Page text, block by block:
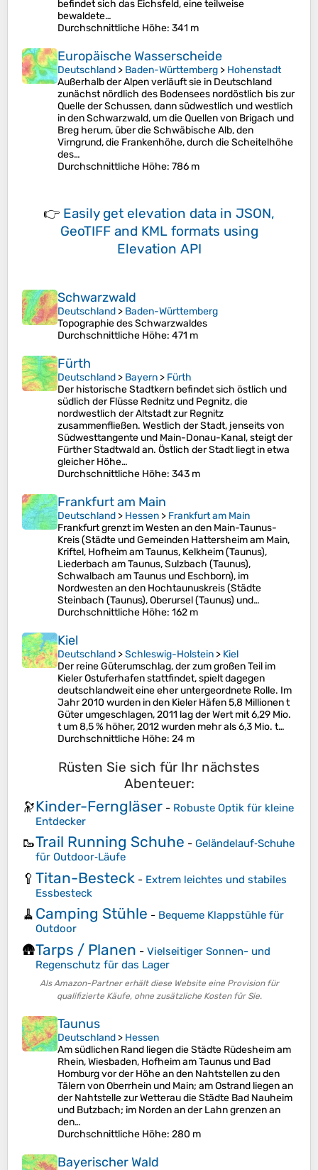
befindet sich das Eichsfeld, eine teilweise
bewaldete…
Durchschnittliche Höhe: 341 m
Europäische Wasserscheide
Deutschland > Baden-Württemberg > Hohenstadt
Außerhalb der Alpen verläuft sie in Deutschland
zunächst nördlich des Bodensees nordöstlich bis zur
Quelle der Schussen, dann südwestlich und westlich
in den Schwarzwald, um die Quellen von Brigach und
Breg herum, über die Schwäbische Alb, den
Virngrund, die Frankenhöhe, durch die Scheitelhöhe
des…
Durchschnittliche Höhe: 786 m
👉 Easily get elevation data in JSON,
GeoTIFF and KML formats using
Elevation API
Schwarzwald
Deutschland > Baden-Württemberg
Topographie des Schwarzwaldes
Durchschnittliche Höhe: 471 m
Fürth
Deutschland > Bayern > Fürth
Der historische Stadtkern befindet sich östlich und
südlich der Flüsse Rednitz und Pegnitz, die
nordwestlich der Altstadt zur Regnitz
zusammenfließen. Westlich der Stadt, jenseits von
Südwesttangente und Main-Donau-Kanal, steigt der
Fürther Stadtwald an. Östlich der Stadt liegt in etwa
gleicher Höhe…
Durchschnittliche Höhe: 343 m
Frankfurt am Main
Deutschland > Hessen > Frankfurt am Main
Frankfurt grenzt im Westen an den Main-Taunus-
Kreis (Städte und Gemeinden Hattersheim am Main,
Kriftel, Hofheim am Taunus, Kelkheim (Taunus),
Liederbach am Taunus, Sulzbach (Taunus),
Schwalbach am Taunus und Eschborn), im
Nordwesten an den Hochtaunuskreis (Städte
Steinbach (Taunus), Oberursel (Taunus) und…
Durchschnittliche Höhe: 162 m
Kiel
Deutschland >Schleswig-Holstein > Kiel
Der reine Güterumschlag, der zum großen Teil im
Kieler Ostuferhafen stattfindet, spielt dagegen
deutschlandweit eine eher untergeordnete Rolle. Im
Jahr 2010 wurden in den Kieler Häfen 5,8 Millionen t
Güter umgeschlagen, 2011 lag der Wert mit 6,29 Mio.
t um 8,5 % höher, 2012 wurden mehr als 6,3 Mio. t…
Durchschnittliche Höhe: 24 m
Rüsten Sie sich für Ihr nächstes
Abenteuer:
🔭Kinder-Ferngläser - Robuste Optik für kleine
Entdecker
🥾Trail Running Schuhe - Geländelauf‑Schuhe
für Outdoor‑Läufe
🥄 Titan-Besteck - Extrem leichtes und stabiles
Essbesteck
🧹 Camping Stühle - Bequeme Klappstühle für
Outdoor
🛖Tarps / Planen - Vielseitiger Sonnen- und
Regenschutz für das Lager
Als Amazon-Partner erhält diese Website eine Provision für
qualifizierte Käufe, ohne zusätzliche Kosten für Sie.
Taunus
Deutschland > Hessen
Am südlichen Rand liegen die Städte Rüdesheim am
Rhein, Wiesbaden, Hofheim am Taunus und Bad
Homburg vor der Höhe an den Nahtstellen zu den
Tälern von Oberrhein und Main; am Ostrand liegen an
der Nahtstelle zur Wetterau die Städte Bad Nauheim
und Butzbach; im Norden an der Lahn grenzen an
den…
Durchschnittliche Höhe: 280 m
Bayerischer Wald